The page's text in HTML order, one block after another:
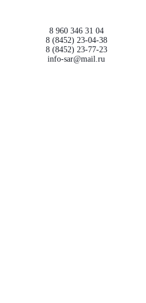
8 960 346 31 04
8 (8452) 23-04-38
8 (8452) 23-77-23
info-sar@mail.ru